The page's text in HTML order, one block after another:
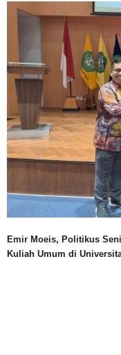
Emir Moeis, Politikus
Kuliah Umum di